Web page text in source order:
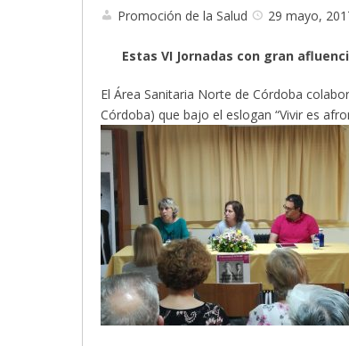
Promoción de la Salud 29 mayo,
Estas VI Jornadas con gran
El Área Sanitaria Norte de Córdoba
Córdoba) que bajo el eslogan “Vivir es